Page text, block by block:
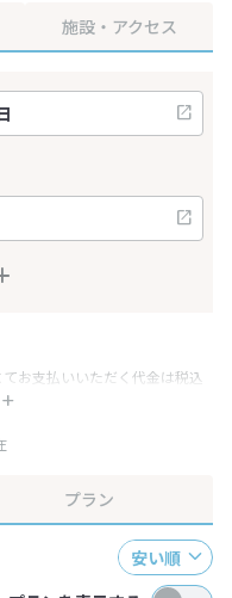
施設・アクセス
お支払いいただく代金は税込
一部変更となる場合がござい
時間ごとに更新されます。最
プラン
安い順